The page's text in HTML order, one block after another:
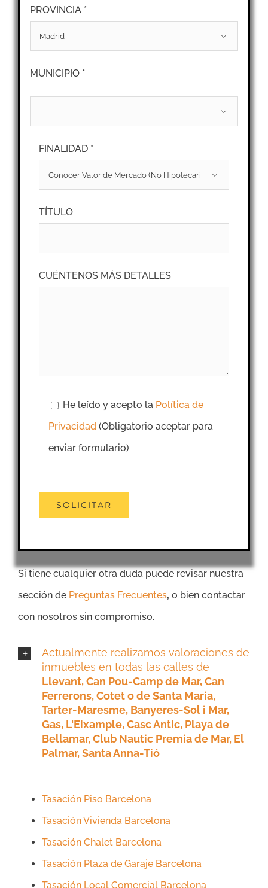
PROVINCIA *

MUNICIPIO *

FINALIDAD *

TÍTULO
CUÉNTENOS MÁS DETALLES
He leído y acepto la Política de
Privacidad (Obligatorio aceptar para
enviar formulario)
Si tiene cualquier otra duda puede revisar nuestra
sección de Preguntas Frecuentes, o bien contactar
con nosotros sin compromiso.
Actualmente realizamos valoraciones de
inmuebles en todas las calles de
Llevant, Can Pou-Camp de Mar, Can
Ferrerons, Cotet o de Santa Maria,
Tarter-Maresme, Banyeres-Sol i Mar,
Gas, L'Eixample, Casc Antic, Playa de
Bellamar, Club Nautic Premia de Mar, El
Palmar, Santa Anna-Tió
Tasación Piso Barcelona
Tasación Vivienda Barcelona
Tasación Chalet Barcelona
Tasación Plaza de Garaje Barcelona
Tasación Local Comercial Barcelona